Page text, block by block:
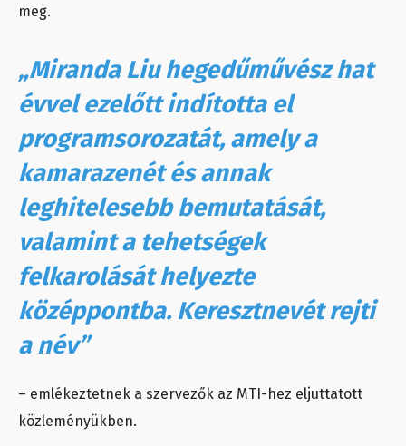
meg.
„Miranda Liu hegedűművész hat
évvel ezelőtt indította el
programsorozatát, amely a
kamarazenét és annak
leghitelesebb bemutatását,
valamint a tehetségek
felkarolását helyezte
középpontba. Keresztnevét rejti
a név”
– emlékeztetnek a szervezők az MTI-hez eljuttatott
közleményükben.